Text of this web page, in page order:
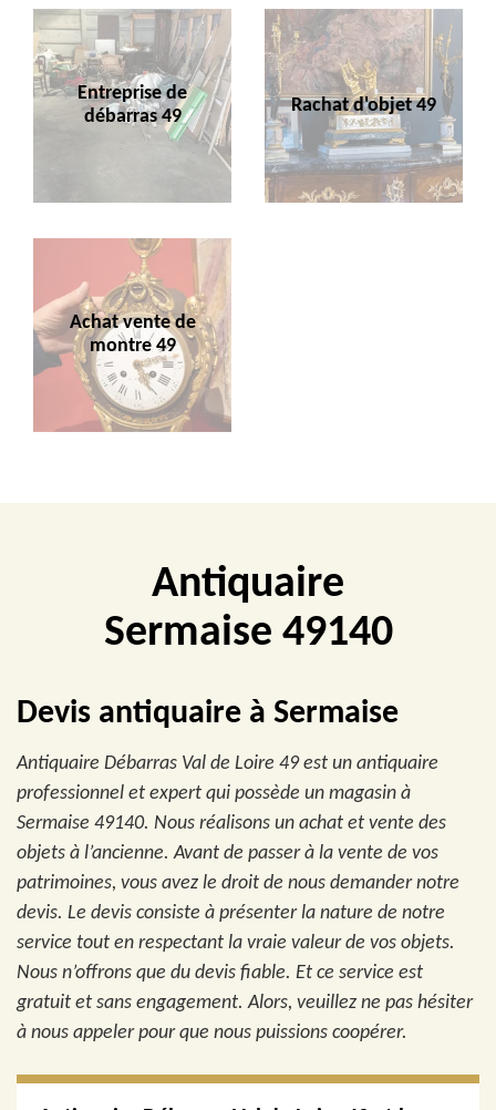
Entreprise de
débarras 49
Rachat d'objet 49
Achat vente de
montre 49
Antiquaire
Sermaise 49140
Devis antiquaire à Sermaise
Antiquaire Débarras Val de Loire 49 est un antiquaire
professionnel et expert qui possède un magasin à
Sermaise 49140. Nous réalisons un achat et vente des
objets à l’ancienne. Avant de passer à la vente de vos
patrimoines, vous avez le droit de nous demander notre
devis. Le devis consiste à présenter la nature de notre
service tout en respectant la vraie valeur de vos objets.
Nous n’offrons que du devis fiable. Et ce service est
gratuit et sans engagement. Alors, veuillez ne pas hésiter
à nous appeler pour que nous puissions coopérer.